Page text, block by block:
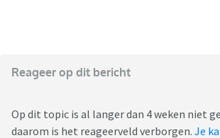
Reageer op dit bericht
Op dit topic is al langer dan 4 weken niet
daarom is het reageerveld verborgen. Je